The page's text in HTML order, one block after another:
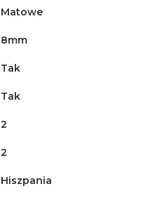
Matowe
8mm
Tak
Tak
2
2
Hiszpania